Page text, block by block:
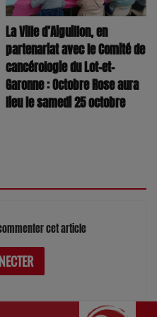
La Ville d’Aiguillon, en
partenariat avec le Comité de
cancérologie du Lot-et-
Garonne : Octobre Rose aura
lieu le samedi 25 octobre
cet article